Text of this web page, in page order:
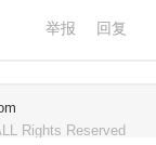
通工具”定
以及高定
举报 回复
Rights Reserved